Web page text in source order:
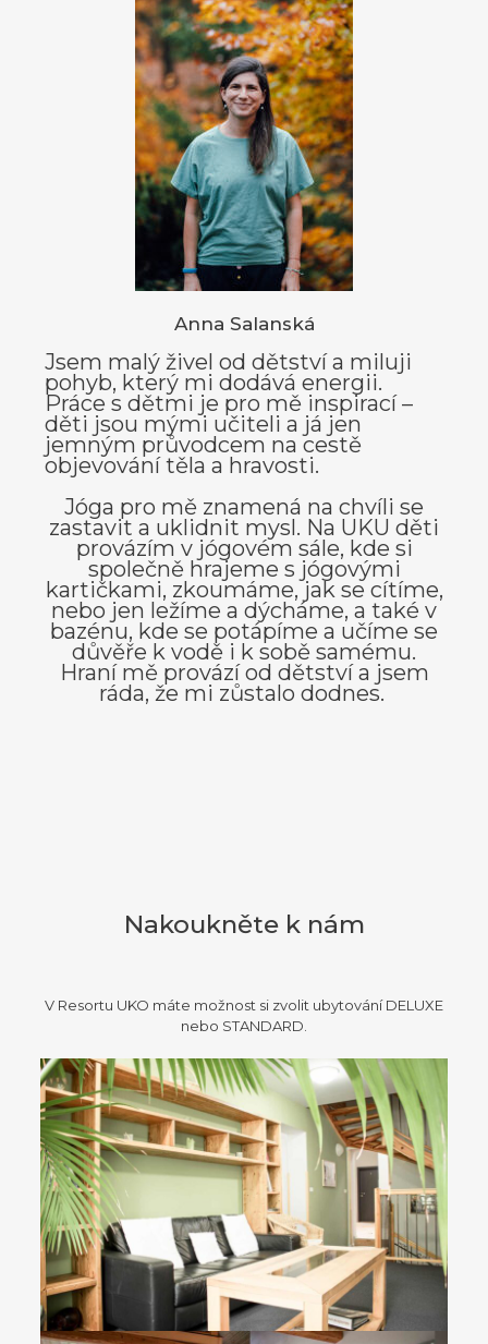
Anna Salanská
Jsem malý živel od dětství a miluji
pohyb, který mi dodává energii.
Práce s dětmi je pro mě inspirací –
děti jsou mými učiteli a já jen
jemným průvodcem na cestě
objevování těla a hravosti.
Jóga pro mě znamená na chvíli se
zastavit a uklidnit mysl. Na UKU děti
provázím v jógovém sále, kde si
společně hrajeme s jógovými
kartičkami, zkoumáme, jak se cítíme,
nebo jen ležíme a dýcháme, a také v
bazénu, kde se potápíme a učíme se
důvěře k vodě i k sobě samému.
Hraní mě provází od dětství a jsem
ráda, že mi zůstalo dodnes.
Nakoukněte k nám
V Resortu UKO máte možnost si zvolit ubytování DELUXE
nebo STANDARD.